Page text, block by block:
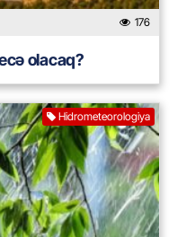
176
olacaq?
Hidrometeorologiya